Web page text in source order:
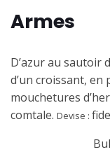
Armes
D’azur au sautoir
d’un croissant, en
mouchetures
comtale. Devise :